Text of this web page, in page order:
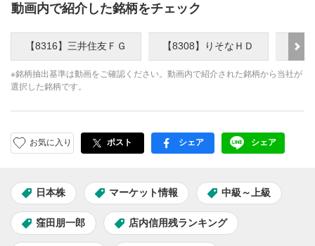
動画内で紹介した銘柄をチェック
【8316】三井住友ＦＧ 【8308】りそなＨＤ 【
※銘柄抽出基準は動画をご確認ください。動画内で紹介された銘柄から当社が
選択した銘柄です。
お気に入り ポスト facebook
シェア LINE
シェア
日本株 マーケット情報 中級～上級
窪田朋一郎 店内信用残ランキング